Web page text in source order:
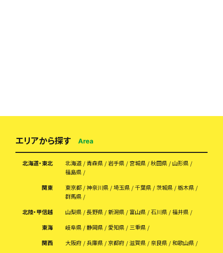
エリアから探す Area
北海道・東北 北海道 青森県 岩手県 宮城県 秋田県
山形県
福島県
関東
東京都 神奈川県 埼玉県 千葉県 茨城県
栃木県
群馬県
北陸・甲信越
山梨県 長野県 新潟県 富山県 石川県
福井県
東海
岐阜県 静岡県 愛知県
三重県
関西
大阪府 兵庫県 京都府 滋賀県 奈良県
和歌山県